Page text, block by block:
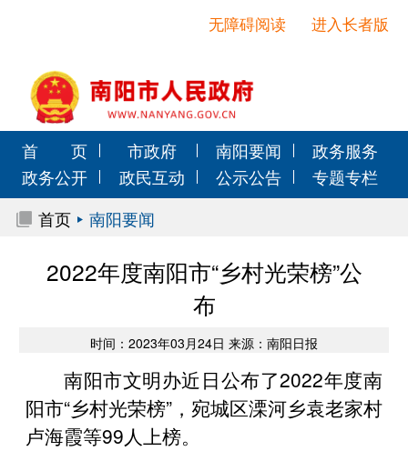
进入长者版
无障碍阅读
首 页 市政府 南阳要闻
政务服务
政务公开
政民互动 公示公告
专题专栏
首页
南阳要闻
2022年度南阳市“乡村光荣榜”公
布
时间：2023年03月24日 来源：南阳日报
南阳市文明办近日公布了2022年度南
阳市“乡村光荣榜”，宛城区溧河乡袁老家村
卢海霞等99人上榜。